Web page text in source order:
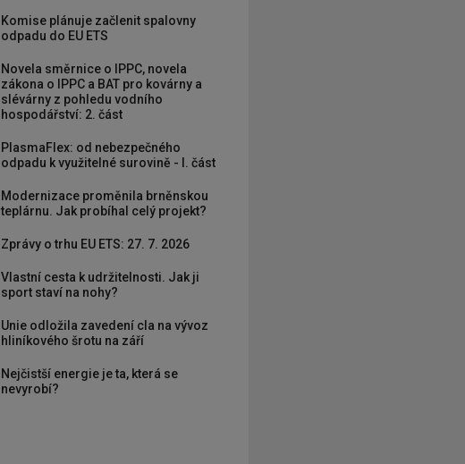
Komise plánuje začlenit spalovny
odpadu do EU ETS
Novela směrnice o IPPC, novela
zákona o IPPC a BAT pro kovárny a
slévárny z pohledu vodního
hospodářství: 2. část
PlasmaFlex: od nebezpečného
odpadu k využitelné surovině - I. část
Modernizace proměnila brněnskou
teplárnu. Jak probíhal celý projekt?
Zprávy o trhu EU ETS: 27. 7. 2026
Vlastní cesta k udržitelnosti. Jak ji
sport staví na nohy?
Unie odložila zavedení cla na vývoz
hliníkového šrotu na září
Nejčistší energie je ta, která se
nevyrobí?